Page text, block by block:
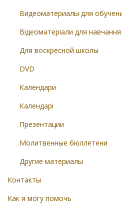
Видеоматериалы для
Відеоматеріали для навчання
Для воскресной школы
DVD
Календари
Календарі
Презентации
Молитвенные бюллетени
Другие материалы
Контакты
Как я могу помочь